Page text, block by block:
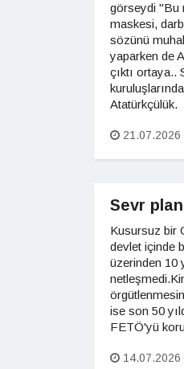
görseydi "Bu
maskesi,
sözünü
yaparken de
çıktı ortaya..
Atatürkçülük.
21.07.2026
Sevr
Kusursuz bir
devlet içinde
üzerinden 10
ise son 50
FETÖ'yü
14.07.2026